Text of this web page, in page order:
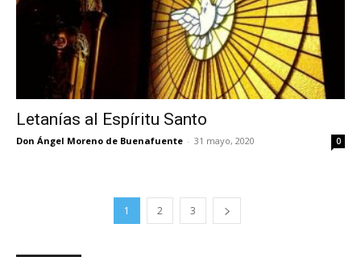
Letanías al Espíritu Santo
Don Ángel Moreno de Buenafuente - 31 mayo, 2020 0
1 2 3